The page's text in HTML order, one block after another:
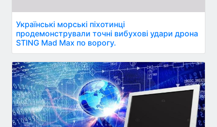
Українські морські піхотинці
продемонстрували точні вибухові удари дрона
STING Mad Max по ворогу.